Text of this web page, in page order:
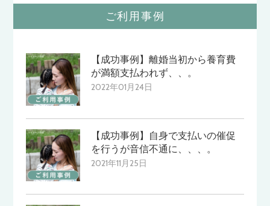
ご利用事例
【成功事例】離婚当初から養育費
が満額支払われず、、。
2022年01月24日
【成功事例】自身で支払いの催促
を行うが音信不通に、、、。
2021年11月25日